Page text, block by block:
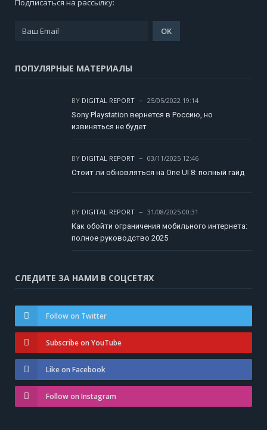
Подписаться на рассылку:
ПОПУЛЯРНЫЕ МАТЕРИАЛЫ
BY DIGITAL REPORT
25/05/2022 19:14
Sony Playstation вернется в Россию, но
извиняться не будет
BY DIGITAL REPORT
03/11/2025 12:46
Стоит ли обновляться на One UI 8: полный гайд
BY DIGITAL REPORT
31/08/2025 00:31
Как обойти ограничения мобильного интернета:
полное руководство 2025
СЛЕДИТЕ ЗА НАМИ В СОЦСЕТЯХ
Follow on Twitter
Subscribe on YouTube
Like on Facebook
Follow on Instagram